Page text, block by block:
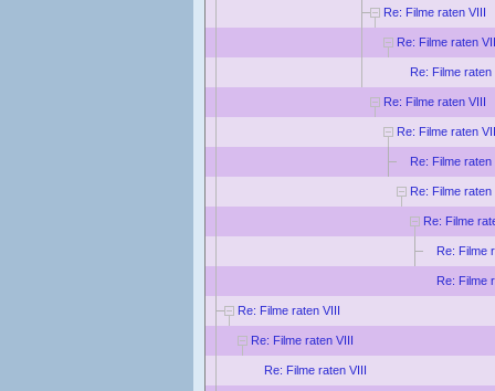
Re: Filme raten VIII
Re: Filme raten
Re: Filme raten
Re: Filme raten VIII
Re: Filme raten
Re: Filme raten
Re: Filme raten
Re: Filme
Re: Filme
Re: Filme
Re: Filme raten VIII
Re: Filme raten VIII
Re: Filme raten VIII